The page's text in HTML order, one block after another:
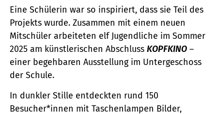
Eine Schülerin war so inspiriert, dass sie Teil des
Projekts wurde. Zusammen mit einem neuen
Mitschüler arbeiteten elf Jugendliche im Sommer
2025 am künstlerischen Abschluss KOPFKINO –
einer begehbaren Ausstellung im Untergeschoss
der Schule.
In dunkler Stille entdeckten rund 150
Besucher*innen mit Taschenlampen Bilder,